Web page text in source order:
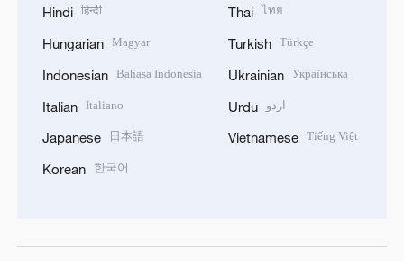
Hindi हिन्दी
Hungarian Magyar
Indonesian Bahasa Indonesia
Italian Italiano
Japanese 日本語
Korean 한국어
Thai ไทย
Turkish Türkçe
Ukrainian Українська
Urdu اردو
Vietnamese Tiếng Việt